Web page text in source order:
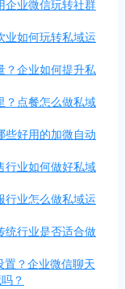
企业微信玩转社群
业如何玩转私域运
？企业如何提升私
？点餐怎么做私域
些好用的加微自动
行业如何做好私域
行业怎么做私域运
统行业是否适合做
置？企业微信聊天
？